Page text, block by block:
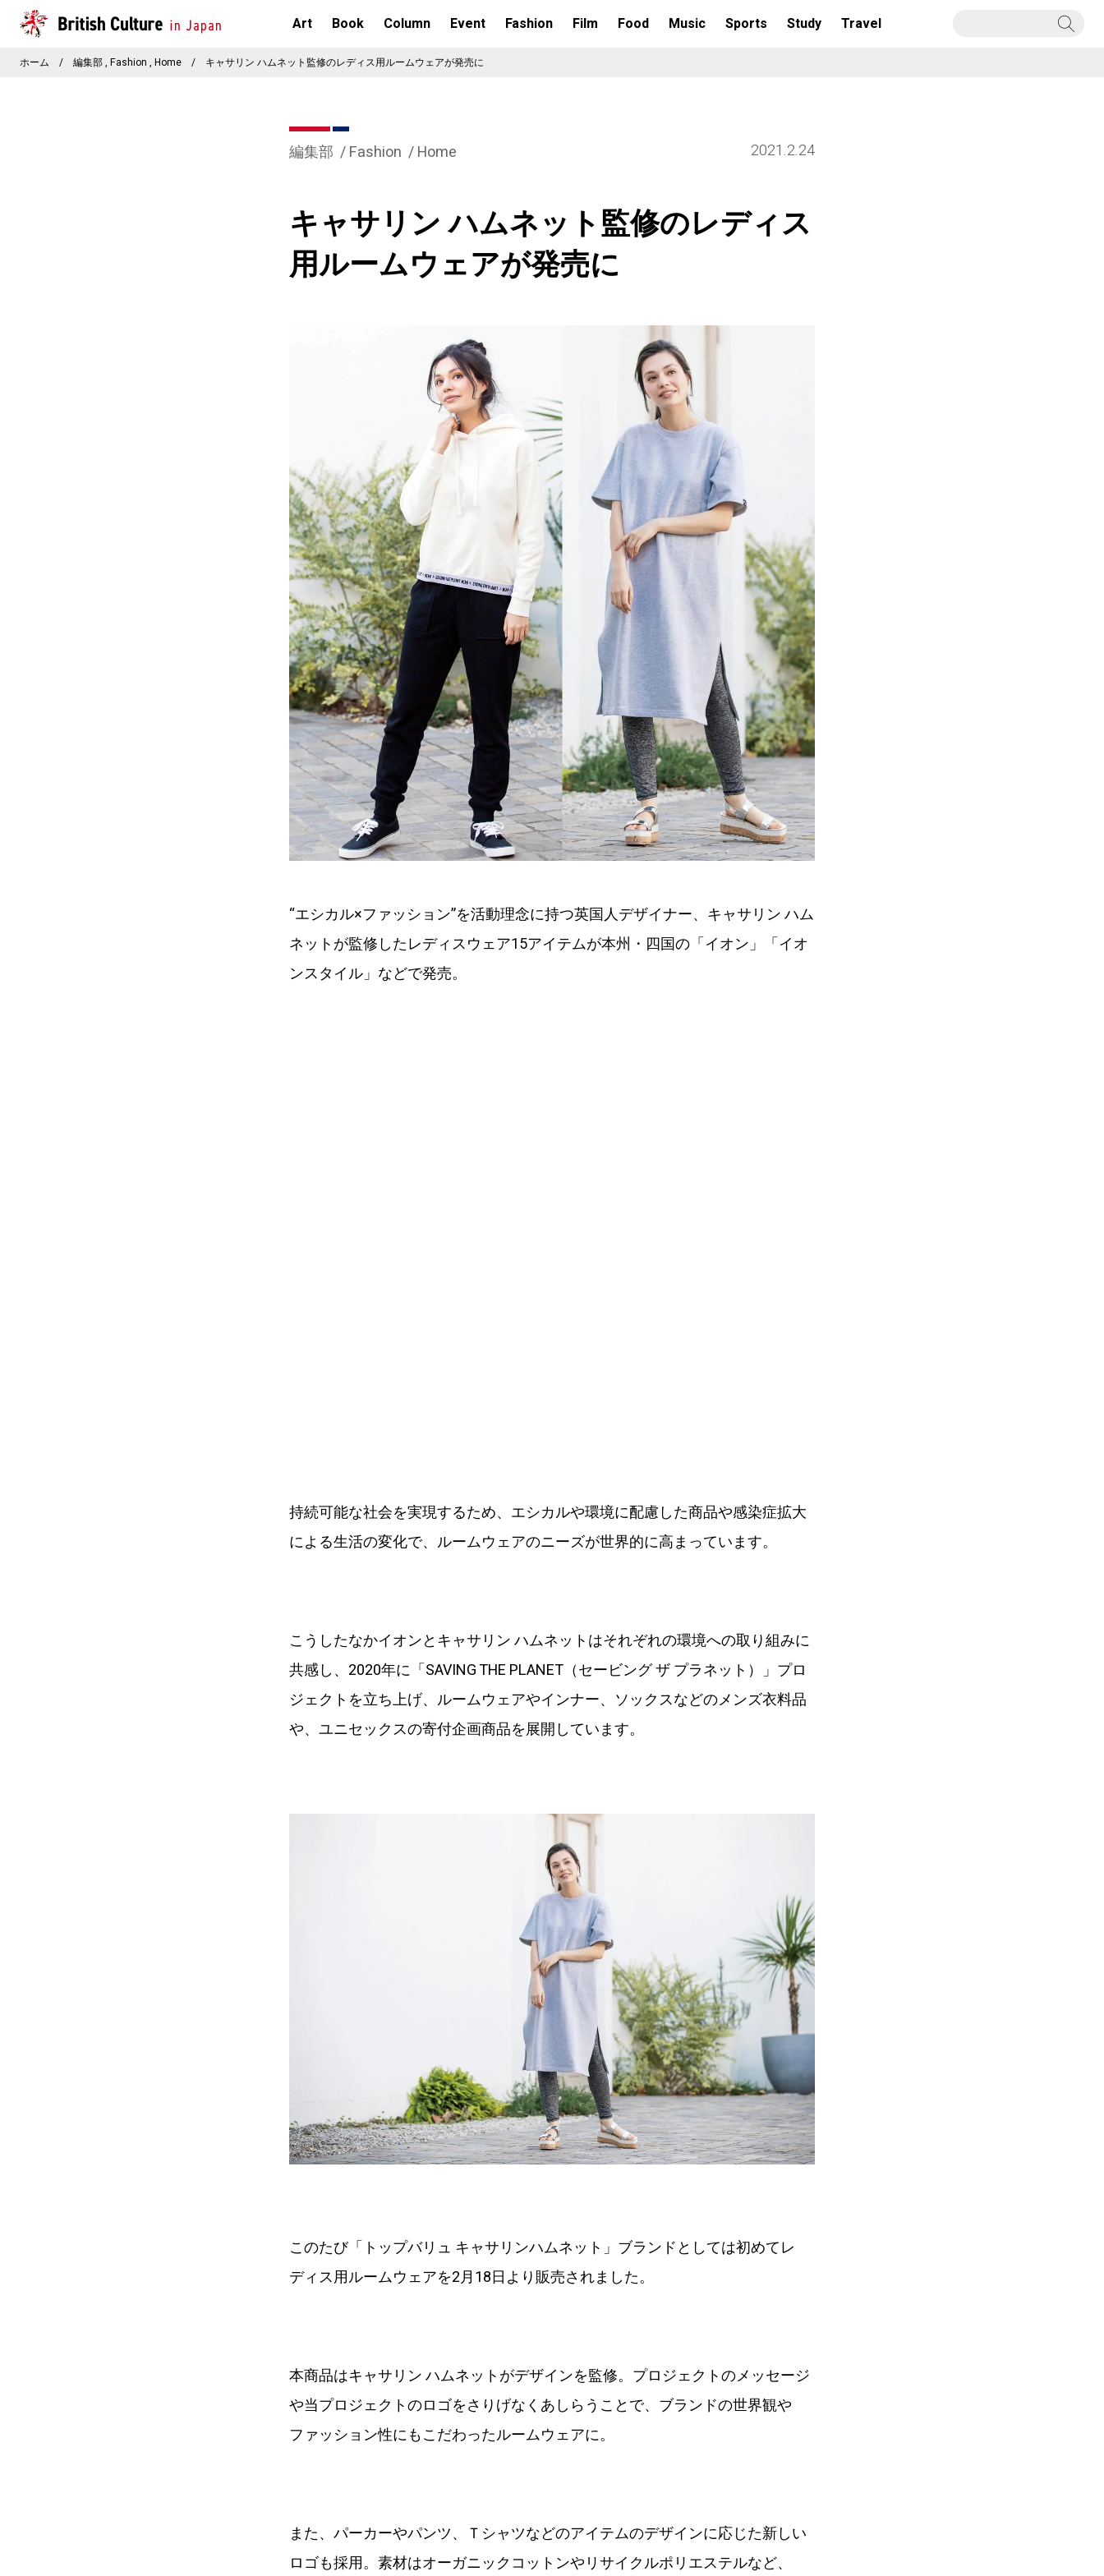
Art Book Column Event Fashion Film Food Music Sports Study Travel
ホーム / 編集部 Fashion Home / キャサリン ハムネット監修のレディス用ルームウェアが発売に
編集部 Fashion Home 2021.2.24
キャサリン ハムネット監修のレディス
用ルームウェアが発売に
“エシカル×ファッション”を活動理念に持つ英国人デザイナー、キャサリン ハム
ネットが監修したレディスウェア15アイテムが本州・四国の「イオン」「イオ
ンスタイル」などで発売。
持続可能な社会を実現するため、エシカルや環境に配慮した商品や感染症拡大
による生活の変化で、ルームウェアのニーズが世界的に高まっています。
こうしたなかイオンとキャサリン ハムネットはそれぞれの環境への取り組みに
共感し、2020年に「SAVING THE PLANET（セービング ザ プラネット）」プロ
ジェクトを立ち上げ、ルームウェアやインナー、ソックスなどのメンズ衣料品
や、ユニセックスの寄付企画商品を展開しています。
このたび「トップバリュ キャサリンハムネット」ブランドとしては初めてレ
ディス用ルームウェアを2月18日より販売されました。
本商品はキャサリン ハムネットがデザインを監修。プロジェクトのメッセージ
や当プロジェクトのロゴをさりげなくあしらうことで、ブランドの世界観や
ファッション性にもこだわったルームウェアに。
また、パーカーやパンツ、Ｔシャツなどのアイテムのデザインに応じた新しい
ロゴも採用。素材はオーガニックコットンやリサイクルポリエステルなど、